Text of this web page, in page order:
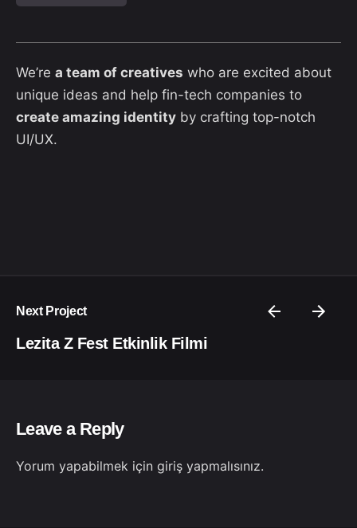
We’re a team of creatives who are excited about
unique ideas and help fin-tech companies to
create amazing identity by crafting top-notch
UI/UX.
Next Project
Lezita Z Fest Etkinlik Filmi
Leave a Reply
Yorum yapabilmek için giriş yapmalısınız.